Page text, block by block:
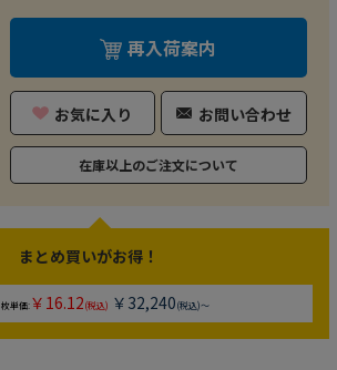
再入荷案内
お気に入り お問い合わせ
在庫以上のご注文について
まとめ買いがお得！
枚単価:￥16.12(税込) ￥32,240(税込)～